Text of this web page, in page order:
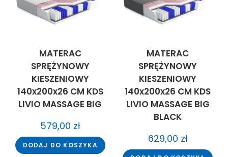
MATERAC
SPRĘŻYNOWY
KIESZENIOWY
140x200x26 CM KDS
LIVIO MASSAGE BIG
579,00 zł
DODAJ DO KOSZYKA
MATERAC
SPRĘŻYNOWY
KIESZENIOWY
140x200x26 CM KDS
LIVIO MASSAGE BIG
BLACK
629,00 zł